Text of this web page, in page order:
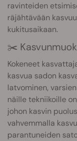
ravinteiden
räjähtävään
kukitusaikaan.
✂️
Kokeneet
kasvua sadon
latvominen,
näille tekniikoille
johon kasvin
vahvemmalla
parantuneiden